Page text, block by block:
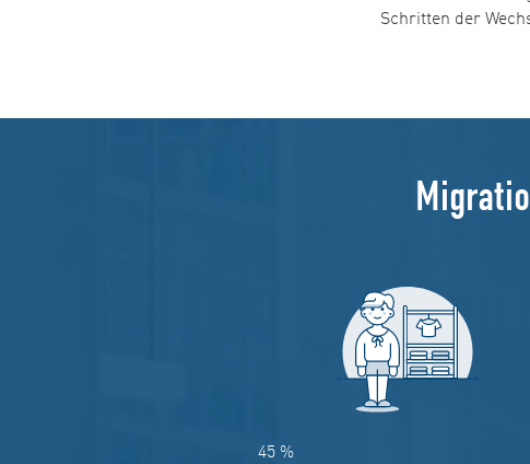
Schritten der
45 %